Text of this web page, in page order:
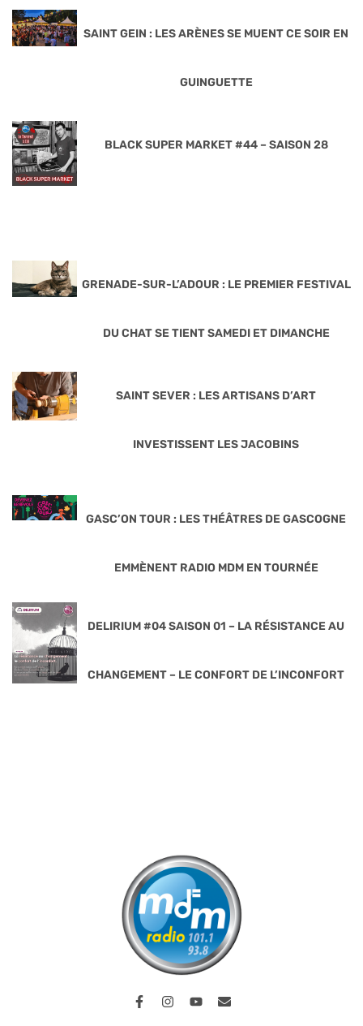
SAINT GEIN : LES ARÈNES SE MUENT CE SOIR EN
GUINGUETTE
BLACK SUPER MARKET #44 – SAISON 28
GRENADE-SUR-L’ADOUR : LE PREMIER FESTIVAL
DU CHAT SE TIENT SAMEDI ET DIMANCHE
SAINT SEVER : LES ARTISANS D’ART
INVESTISSENT LES JACOBINS
GASC’ON TOUR : LES THÉÂTRES DE GASCOGNE
EMMÈNENT RADIO MDM EN TOURNÉE
DELIRIUM #04 SAISON 01 – LA RÉSISTANCE AU
CHANGEMENT – LE CONFORT DE L’INCONFORT